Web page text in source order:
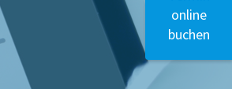
online
buchen